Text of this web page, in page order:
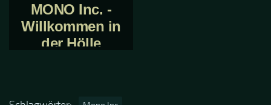
MONO Inc. -
Willkommen in
der Hölle